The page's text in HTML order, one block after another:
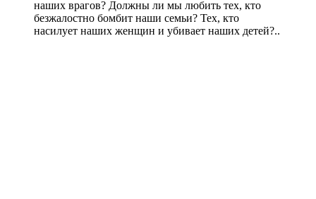
наших врагов? Должны ли мы любить тех, кто
безжалостно бомбит наши семьи? Тех, кто
насилует наших женщин и убивает наших детей?..